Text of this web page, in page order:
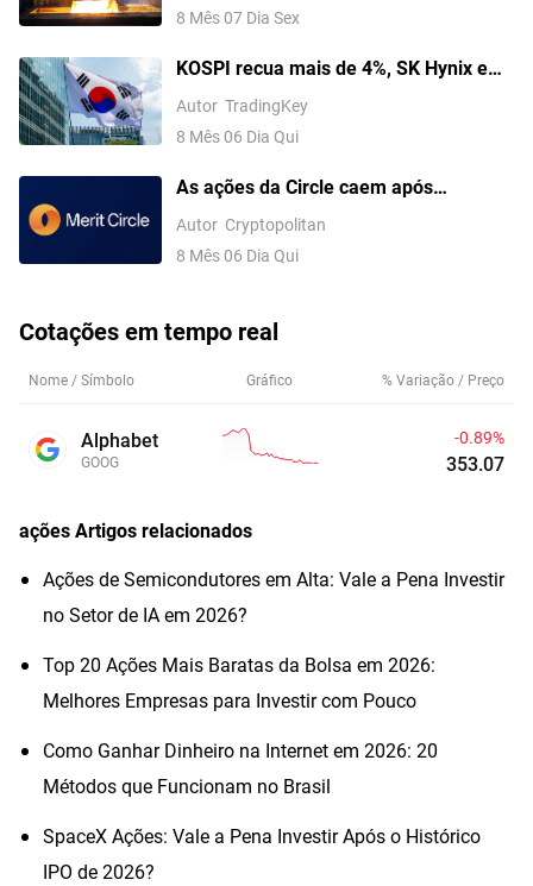
8 Mês 07 Dia Sex
KOSPI recua mais de 4%, SK Hynix e
Kioxia despencam 10% com queda das
ações no Japão e na Coreia do Sul
Autor TradingKey
8 Mês 06 Dia Qui
As ações da Circle caem após
resultados mistos, com receita abaixo
das expectativas
Autor Cryptopolitan
8 Mês 06 Dia Qui
Cotações em tempo real
Nome / Símbolo Gráfico % Variação / Preço
Alphabet
GOOG
-0.89%
353.07
açõesArtigos relacionados
Ações de Semicondutores em Alta: Vale a Pena Investir
no Setor de IA em 2026?
Top 20 Ações Mais Baratas da Bolsa em 2026:
Melhores Empresas para Investir com Pouco
Como Ganhar Dinheiro na Internet em 2026: 20
Métodos que Funcionam no Brasil
SpaceX Ações: Vale a Pena Investir Após o Histórico
IPO de 2026?